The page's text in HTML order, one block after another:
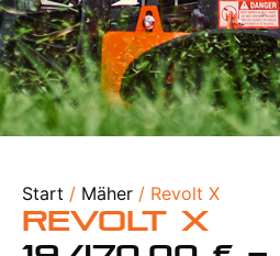
Start / Mäher / Revolt X
Revolt X